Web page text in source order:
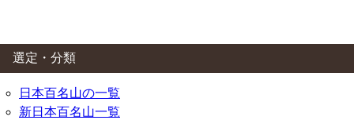
選定・分類
日本百名山の一覧
新日本百名山一覧